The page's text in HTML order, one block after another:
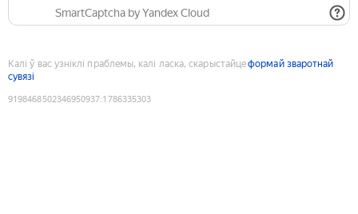
SmartCaptcha by Yandex Cloud
Калі ў вас узніклі праблемы, калі ласка, скарыстайцеформай зваротнай
сувязі
9198468502346950937:1786335303